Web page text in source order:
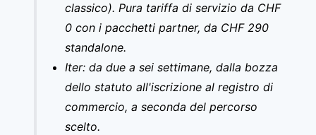
classico). Pura tariffa di servizio da CHF
0 con i pacchetti partner, da CHF 290
standalone.
Iter: da due a sei settimane, dalla bozza
dello statuto all'iscrizione al registro di
commercio, a seconda del percorso
scelto.